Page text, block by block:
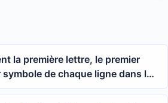
la première lettre, le premier
de chaque ligne dans le